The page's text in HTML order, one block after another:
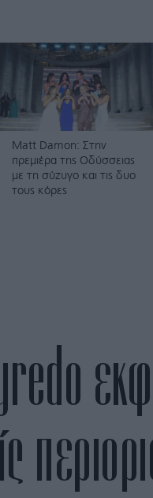
Matt Damon: Στην
πρεμιέρα της Οδύσσειας
με τη σύζυγο και τις δυο
τους κόρες